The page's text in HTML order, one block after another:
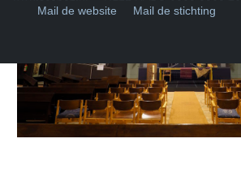
Mail de website
Mail de stichting